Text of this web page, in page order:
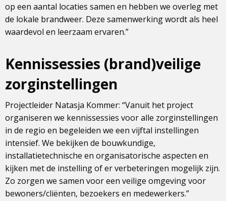
op een aantal locaties samen en hebben we overleg met
de lokale brandweer. Deze samenwerking wordt als heel
waardevol en leerzaam ervaren.”
Kennissessies (brand)veilige
zorginstellingen
Projectleider Natasja Kommer: “Vanuit het project
organiseren we kennissessies voor alle zorginstellingen
in de regio en begeleiden we een vijftal instellingen
intensief. We bekijken de bouwkundige,
installatietechnische en organisatorische aspecten en
kijken met de instelling of er verbeteringen mogelijk zijn.
Zo zorgen we samen voor een veilige omgeving voor
bewoners/cliënten, bezoekers en medewerkers.”